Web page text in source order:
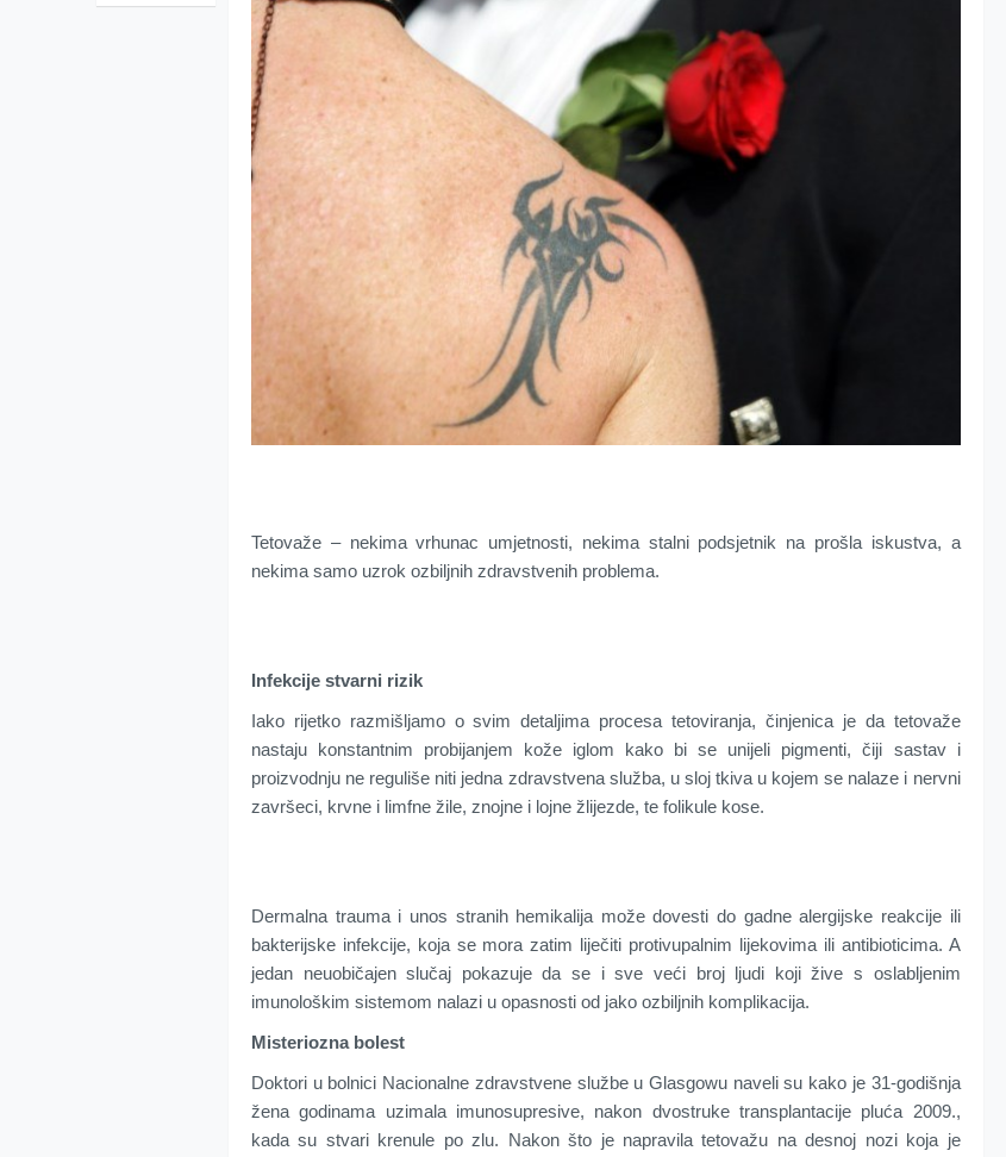
Tetovaže – nekima vrhunac umjetnosti, nekima stalni podsjetnik na prošla iskustva, a
nekima samo uzrok ozbiljnih zdravstvenih problema.
Infekcije stvarni rizik
Iako rijetko razmišljamo o svim detaljima procesa tetoviranja, činjenica je da tetovaže
nastaju konstantnim probijanjem kože iglom kako bi se unijeli pigmenti, čiji sastav i
proizvodnju ne reguliše niti jedna zdravstvena služba, u sloj tkiva u kojem se nalaze i nervni
završeci, krvne i limfne žile, znojne i lojne žlijezde, te folikule kose.
Dermalna trauma i unos stranih hemikalija može dovesti do gadne alergijske reakcije ili
bakterijske infekcije, koja se mora zatim liječiti protivupalnim lijekovima ili antibioticima. A
jedan neuobičajen slučaj pokazuje da se i sve veći broj ljudi koji žive s oslabljenim
imunološkim sistemom nalazi u opasnosti od jako ozbiljnih komplikacija.
Misteriozna bolest
Doktori u bolnici Nacionalne zdravstvene službe u Glasgowu naveli su kako je 31-godišnja
žena godinama uzimala imunosupresive, nakon dvostruke transplantacije pluća 2009.,
kada su stvari krenule po zlu. Nakon što je napravila tetovažu na desnoj nozi koja je